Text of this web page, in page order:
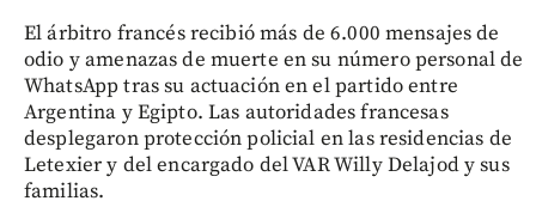
El árbitro francés recibió más de 6.000 mensajes de
odio y amenazas de muerte en su número personal de
WhatsApp tras su actuación en el partido entre
Argentina y Egipto. Las autoridades francesas
desplegaron protección policial en las residencias de
Letexier y del encargado del VAR Willy Delajod y sus
familias.